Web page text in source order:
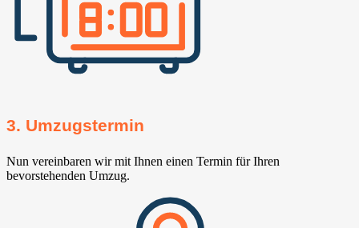
3. Umzugstermin
Nun vereinbaren wir mit Ihnen einen Termin für Ihren
bevorstehenden Umzug.